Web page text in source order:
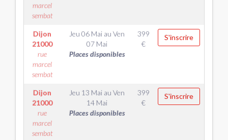
marcel
sembat
Dijon
21000
rue
marcel
sembat
Jeu 06 Mai au Ven
07 Mai
Places disponibles
399
€
S'inscrire
Dijon
21000
rue
marcel
sembat
Jeu 13 Mai au Ven
14 Mai
Places disponibles
399
€
S'inscrire